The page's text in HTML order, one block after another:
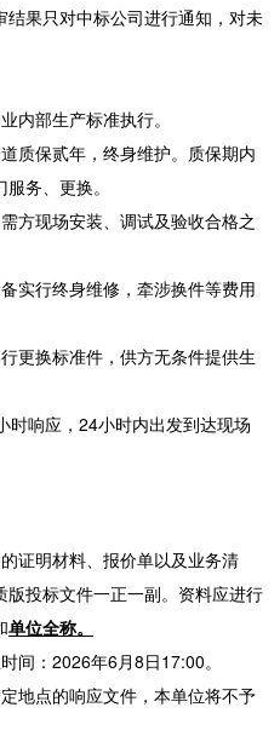
果只对中标公司进行通知，对未
内部生产标准执行。
质保贰年，终身维护。质保期内
务、更换。
方现场安装、调试及验收合格之
实行终身维修，牵涉换件等费用
更换标准件，供方无条件提供生
时响应，24小时内出发到达现场
证明材料、报价单以及业务清
投标文件一正一副。资料应进行
单位全称。
间：2026年6月8日17:00。
地点的响应文件，本单位将不予